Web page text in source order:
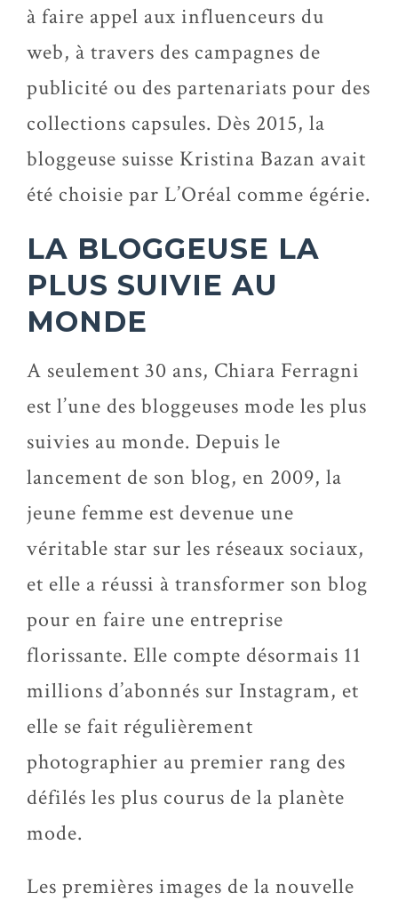
à faire appel aux influenceurs du
web, à travers des campagnes de
publicité ou des partenariats pour des
collections capsules. Dès 2015, la
bloggeuse suisse Kristina Bazan avait
été choisie par L’Oréal comme égérie.
LA BLOGGEUSE LA
PLUS SUIVIE AU
MONDE
A seulement 30 ans, Chiara Ferragni
est l’une des bloggeuses mode les plus
suivies au monde. Depuis le
lancement de son blog, en 2009, la
jeune femme est devenue une
véritable star sur les réseaux sociaux,
et elle a réussi à transformer son blog
pour en faire une entreprise
florissante. Elle compte désormais 11
millions d’abonnés sur Instagram, et
elle se fait régulièrement
photographier au premier rang des
défilés les plus courus de la planète
mode.
Les premières images de la nouvelle